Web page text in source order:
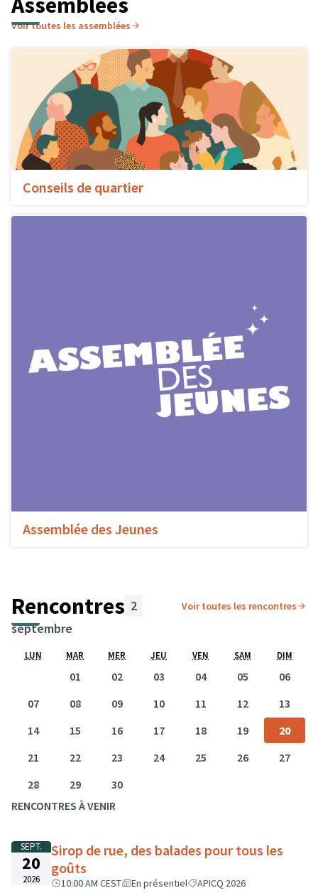
Voir toutes les assemblées
Conseils de quartier
Assemblée des Jeunes
Rencontres 2 Voir toutes les rencontres
L'élément suivant est une carte qui présente les
Passer la carte
+
−
septembre
LUN MAR MER JEU VEN SAM DIM
01 02 03 04 05
06
07
08 09 10 11 12
13
14
15 16 17 18 19
20
21
22 23 24 25 26
27
28
29
30
RENCONTRES À VENIR
SEPT.
20
2026
Sirop de rue, des balades pour tous les
goûts
10:00 AM CEST En présentiel APICQ 2026